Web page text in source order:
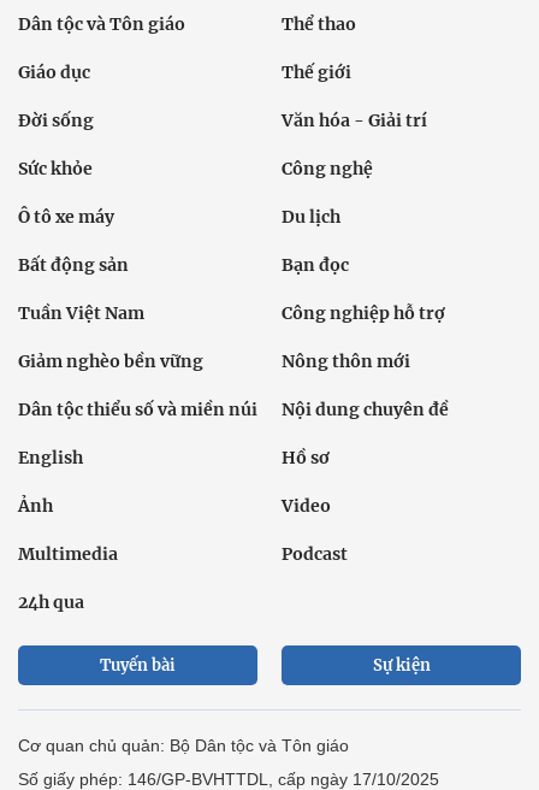
Dân tộc và Tôn giáo Thể thao
Giáo dục Thế giới
Đời sống Văn hóa - Giải trí
Sức khỏe Công nghệ
Ô tô xe máy Du lịch
Bất động sản Bạn đọc
Tuần Việt Nam Công nghiệp hỗ trợ
Giảm nghèo bền vững Nông thôn mới
Dân tộc thiểu số và miền núi Nội dung chuyên đề
English Hồ sơ
Ảnh Video
Multimedia Podcast
24h qua
Tuyến bài Sự kiện
Cơ quan chủ quản: Bộ Dân tộc và Tôn giáo
Số giấy phép: 146/GP-BVHTTDL, cấp ngày 17/10/2025